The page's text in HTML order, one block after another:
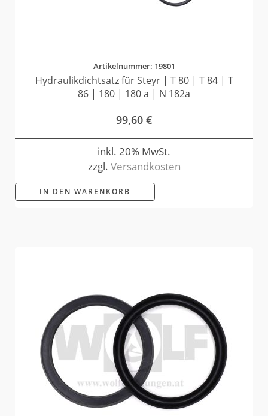
Artikelnummer: 19801
Hydraulikdichtsatz für Steyr | T 80 | T 84 | T
86 | 180 | 180 a | N 182a
99,60 €
inkl. 20% MwSt.
zzgl. Versandkosten
IN DEN WARENKORB